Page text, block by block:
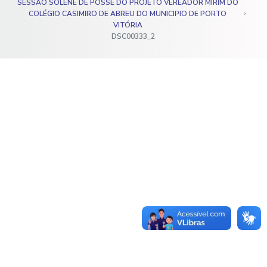
SESSÃO SOLENE DE POSSE DO PROJETO VEREADOR MIRIM DO
COLÉGIO CASIMIRO DE ABREU DO MUNICIPIO DE PORTO
VITÓRIA
DSC00333_2